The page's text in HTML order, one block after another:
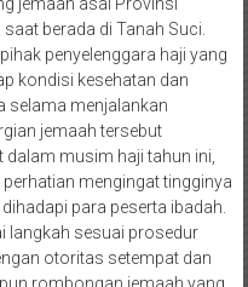
berada di Tanah Suci.
penyelenggara haji yang
kondisi kesehatan dan
selama menjalankan
jemaah tersebut
musim haji tahun ini,
mengingat tingginya
para peserta ibadah.
langkah sesuai prosedur
otoritas setempat dan
rombongan jemaah yang